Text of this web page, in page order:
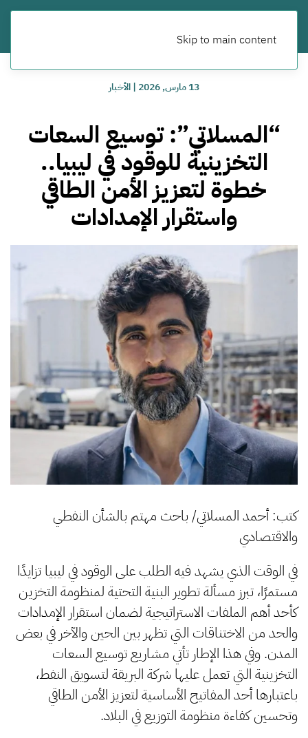
Skip to main content
13 مارس, 2026 |الأخبار
“المسلاتي”: توسيع السعات
التخزينية للوقود في ليبيا..
خطوة لتعزيز الأمن الطاقي
واستقرار الإمدادات
كتب: أحمد المسلاتي/ باحث مهتم بالشأن النفطي
والاقتصادي
في الوقت الذي يشهد فيه الطلب على الوقود في ليبيا تزايدًا
مستمرًا، تبرز مسألة تطوير البنية التحتية لمنظومة التخزين
كأحد أهم الملفات الاستراتيجية لضمان استقرار الإمدادات
والحد من الاختناقات التي تظهر بين الحين والآخر في بعض
المدن. وفي هذا الإطار تأتي مشاريع توسيع السعات
التخزينية التي تعمل عليها شركة البريقة لتسويق النفط،
باعتبارها أحد المفاتيح الأساسية لتعزيز الأمن الطاقي
وتحسين كفاءة منظومة التوزيع في البلاد.